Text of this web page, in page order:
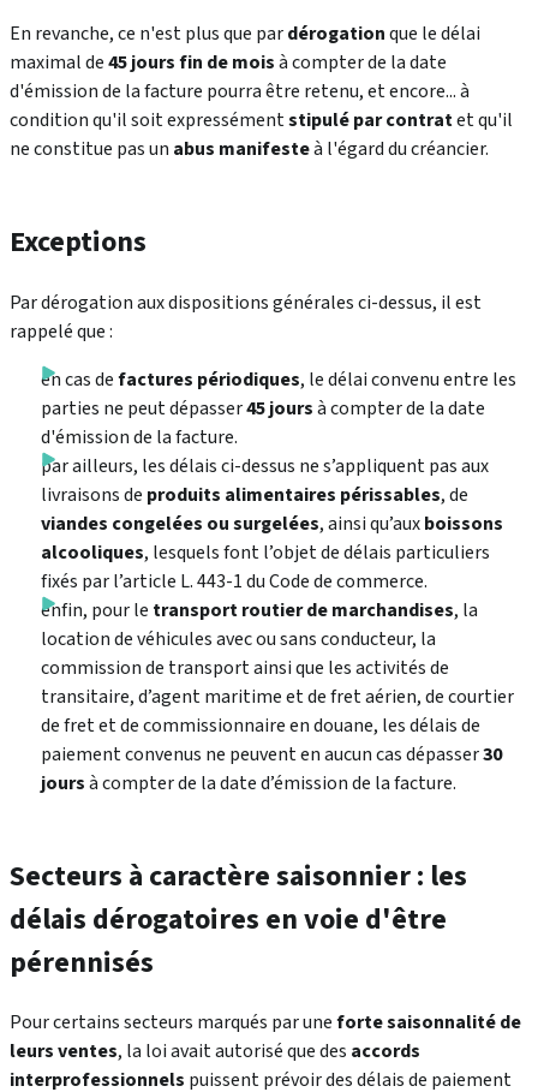
En revanche, ce n'est plus que pardérogationque le délai
maximal de45 jours fin de moisà compter de la date
d'émission de la facture pourra être retenu, et encore... à
condition qu'il soit expressémentstipulé par contratet qu'il
ne constitue pas un abus manifesteà l'égard du créancier.
Exceptions
Par dérogation aux dispositions générales ci-dessus, il est
rappelé que :
en cas defactures périodiques, le délai convenu entre les
parties ne peut dépasser45 joursà compter de la date
d'émission de la facture.
par ailleurs, les délais ci-dessus ne s’appliquent pas aux
livraisons de produits alimentaires périssables, de
viandes congelées ou surgelées, ainsi qu’auxboissons
alcooliques, lesquels font l’objet de délais particuliers
fixés par l’article L. 443-1 du Code de commerce.
enfin, pour le transport routier de marchandises, la
location de véhicules avec ou sans conducteur, la
commission de transport ainsi que les activités de
transitaire, d’agent maritime et de fret aérien, de courtier
de fret et de commissionnaire en douane, les délais de
paiement convenus ne peuvent en aucun cas dépasser30
joursà compter de la date d’émission de la facture.
Secteurs à caractère saisonnier : les
délais dérogatoires en voie d'être
pérennisés
Pour certains secteurs marqués par uneforte saisonnalité de
leurs ventes, la loi avait autorisé que des accords
interprofessionnels puissent prévoir des délais de paiement